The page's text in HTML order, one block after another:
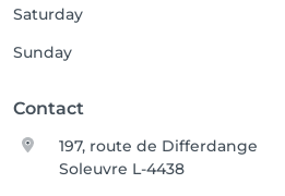
Saturday
Sunday
Contact
197, route de Differdange
Soleuvre L-4438